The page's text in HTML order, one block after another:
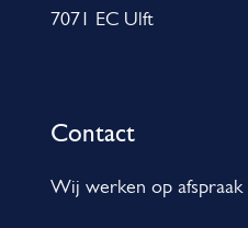
7071 EC Ulft
Contact
Wij werken op afspraak